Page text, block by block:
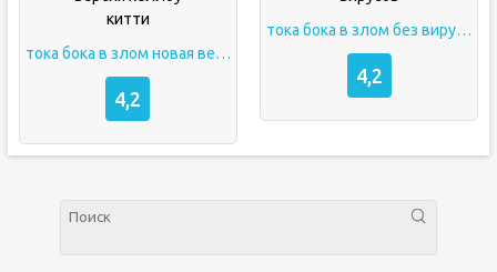
тока бока в злом новая версия хеллоу китти
4,2
тока бока в злом без вирусов
4,2